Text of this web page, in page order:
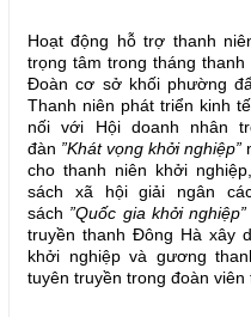
Hoạt động hỗ trợ thanh
trọng tâm trong tháng
Đoàn cơ sở khối phường
Thanh niên phát triển kinh
nối với Hội doanh nhân
đàn ”Khát vọng khởi nghiệp”
cho thanh niên khởi
sách xã hội giải ngân
sách ”Quốc gia khởi nghiệp”
truyền thanh Đông Hà xây
khởi nghiệp và gương
tuyên truyền trong đoàn viên